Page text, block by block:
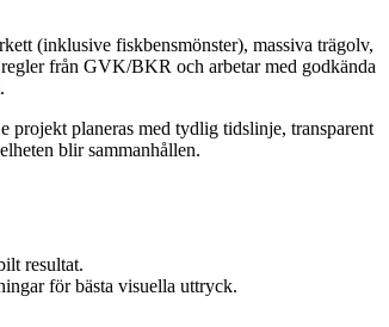
(inklusive fiskbensmönster), massiva trägolv,
från GVK/BKR och arbetar med godkända
planeras med tydlig tidslinje, transparent
blir sammanhållen.
resultat.
för bästa visuella uttryck.